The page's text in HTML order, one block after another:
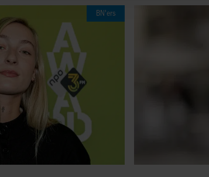
verstrekt of die ze hebben verzameld op basis
onze website blijft gebruiken.
BN'ers